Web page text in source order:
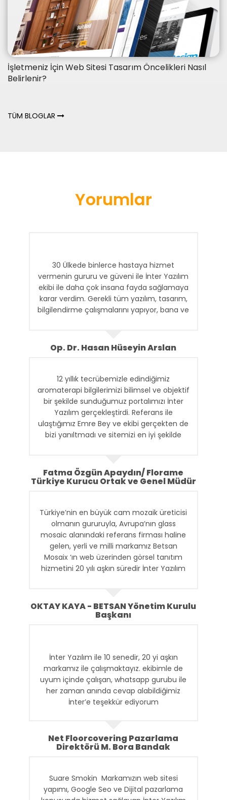
İşletmeniz İçin Web Sitesi Tasarım Öncelikleri Nasıl
Belirlenir?
TÜM BLOGLAR
Yorumlar
30 Ülkede binlerce hastaya hizmet
vermenin gururu ve güveni ile İnter Yazılım
ekibi ile daha çok insana fayda sağlamaya
karar verdim. Gerekli tüm yazılım, tasarım,
bilgilendirme çalışmalarını yapıyor, bana ve
Op. Dr. Hasan Hüseyin Arslan
12 yıllık tecrübemizle edindiğimiz
aromaterapi bilgilerimizi bilimsel ve objektif
bir şekilde sunduğumuz portalımızı İnter
Yazılım gerçekleştirdi. Referans ile
ulaştığımız Emre Bey ve ekibi gerçekten de
bizi yanıltmadı ve sitemizi en iyi şekilde
diliyorum.
Fatma Özgün Apaydın/ Florame
Türkiye Kurucu Ortak ve Genel Müdür
Türkiye’nin en büyük cam mozaik üreticisi
olmanın gururuyla, Avrupa’nın glass
mosaic alanındaki referans firması haline
gelen, yerli ve milli markamız Betsan
Mosaix ‘ın web üzerinden görsel tanıtım
hizmetini 20 yılı aşkın süredir İnter Yazılım
Betsan olarak; hizmette süreklilik, detaylı
düşünebilme, anında iletişim gibi konulara
sağlayan İnter Yazılım ile uzun süren
işbirliğimizin en önemli nedeni bu niteliklere
sahip olmalarıdır.
OKTAY KAYA - BETSAN Yönetim Kurulu
Başkanı
İnter Yazılım ile 10 senedir, 20 yi aşkın
markamız ile çalışmaktayız. ekibimle de
uyum içinde çalışan, whatsapp gurubu ile
her zaman anında cevap alabildiğimiz
İnter’e teşekkür ediyorum
Net Floorcovering Pazarlama
Direktörü M. Bora Bandak
Suare Smokin Markamızın web sitesi
yapımı, Google Seo ve Dijital pazarlama